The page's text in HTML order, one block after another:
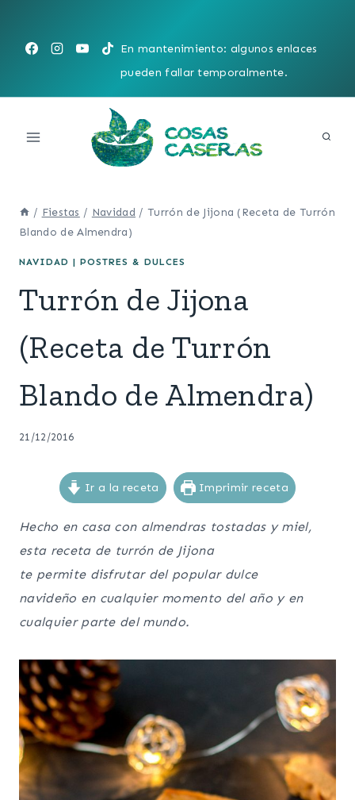
contenido
En mantenimiento: algunos enlaces
pueden fallar temporalmente.
/ Fiestas / Navidad / Turrón de Jijona (Receta de Turrón
Blando de Almendra)
NAVIDAD | POSTRES & DULCES
Turrón de Jijona
(Receta de Turrón
Blando de Almendra)
21/12/2016
Ir a la receta Imprimir receta
Hecho en casa con almendras tostadas y miel,
esta receta de turrón de Jijona
te permite disfrutar del popular dulce
navideño en cualquier momento del año y en
cualquier parte del mundo.